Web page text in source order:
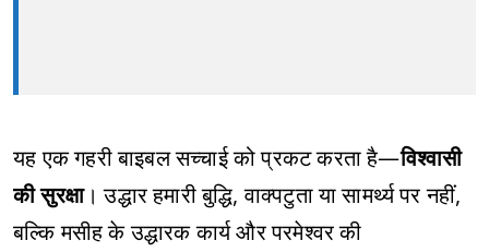
यह एक गहरी बाइबल सच्चाई को प्रकट करता है—विश्वासी
की सुरक्षा। उद्धार हमारी बुद्धि, वाक्पटुता या सामर्थ्य पर नहीं,
बल्कि मसीह के उद्धारक कार्य और परमेश्वर की